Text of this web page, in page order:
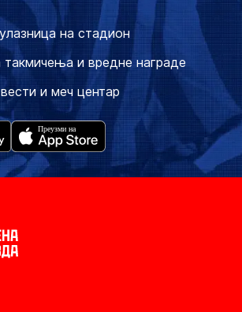
на стадион
и вредне награде
и меч центар